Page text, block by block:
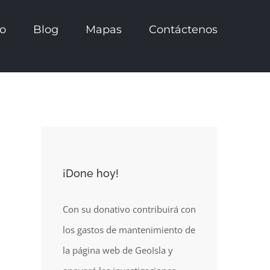
Blog Mapas Contáctenos
¡Done hoy!
Con su donativo contribuirá con
los gastos de mantenimiento de
la página web de GeoIsla y